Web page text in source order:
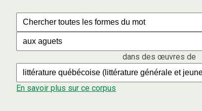
dans des œuvres de
En savoir plus sur ce corpus